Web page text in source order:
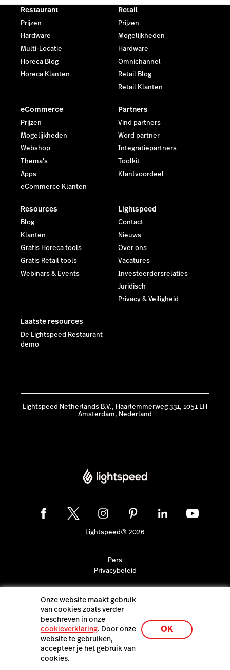
Restaurant
Prijzen
Hardware
Multi-Locatie
Horeca Blog
Horeca Klanten
Retail
Prijzen
Mogelijkheden
Hardware
Omnichannel
Retail Blog
Retail Klanten
eCommerce
Prijzen
Mogelijkheden
Webshop
Thema's
Apps
eCommerce Klanten
Partners
Vind partners
Word partner
Integratiepartners
Toolkit
Klantvoordeel
Resources
Blog
Klanten
Gratis Horeca tools
Gratis Retail tools
Webinars & Events
Lightspeed
Contact
Nieuws
Over ons
Vacatures
Investeerdersrelaties
Juridisch
Privacy & Veiligheid
Laatste resources
De Lightspeed Restaurant
demo
Lightspeed Netherlands B.V., Haarlemmerweg 331, 1051 LH
Amsterdam, Nederland
Lightspeed® 2026
Pers
Privacybeleid
Onze website maakt gebruik
van cookies zoals verder
beschreven in onze
cookieverklaring. Door onze
website te gebruiken,
accepteer je het gebruik van
cookies.
OK